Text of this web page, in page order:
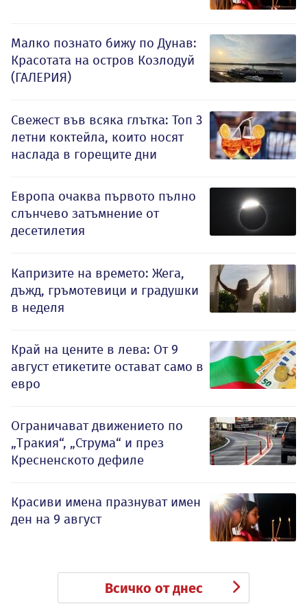
Малко познато бижу по Дунав:
Красотата на остров Козлодуй
(ГАЛЕРИЯ)
Свежест във всяка глътка: Топ 3
летни коктейла, които носят
наслада в горещите дни
Европа очаква първото пълно
слънчево затъмнение от
десетилетия
Капризите на времето: Жега,
дъжд, гръмотевици и градушки
в неделя
Край на цените в лева: От 9
август етикетите остават само в
евро
Ограничават движението по
„Тракия“, „Струма“ и през
Кресненското дефиле
Красиви имена празнуват имен
ден на 9 август
Всичко от днес